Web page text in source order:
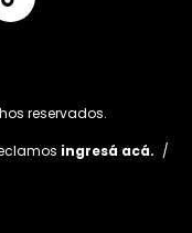
reservados.
ingresá acá. /